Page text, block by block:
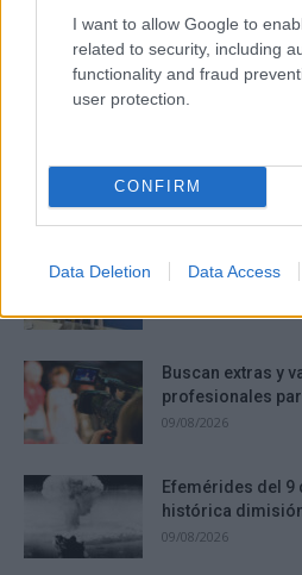
I want to allow Google to
related to security, including
functionality and fraud
user protection.
CONFIRM
Data Deletion Data Access
¿Sabes qué baja tu ánimo?
Últimas noticias
Alonso Cobo
Val Brokers C.B.
Buscan extras y
profesionales
09/08/2026
Efemérides del 9
histórica
09/08/2026